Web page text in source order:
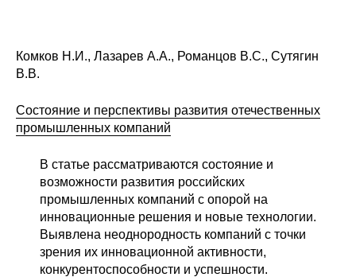
Комков Н.И., Лазарев А.А., Романцов В.С., Сутягин
В.В.
Состояние и перспективы развития отечественных
промышленных компаний
В статье рассматриваются состояние и
возможности развития российских
промышленных компаний с опорой на
инновационные решения и новые технологии.
Выявлена неоднородность компаний с точки
зрения их инновационной активности,
конкурентоспособности и успешности.